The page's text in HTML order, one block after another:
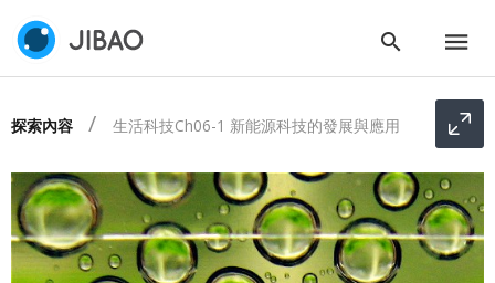
探索內容 生活科技Ch06-1 新能源科技的發展與應用